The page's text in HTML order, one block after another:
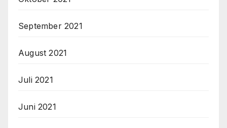
September 2021
August 2021
Juli 2021
Juni 2021